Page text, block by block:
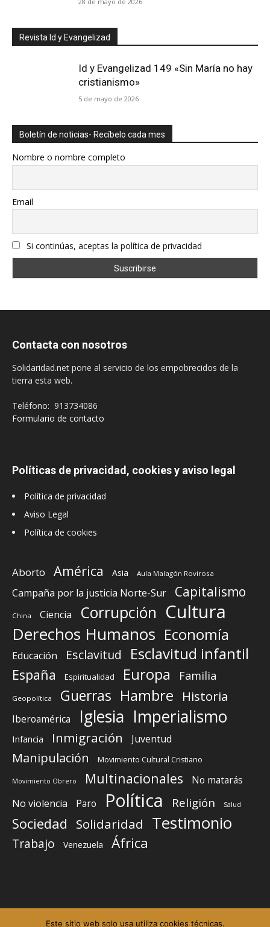
Revista Id y Evangelizad
Id y Evangelizad 149 «Sin María no hay
cristianismo»
5 de mayo de 2026
Boletín de noticias- Recíbelo cada mes
Nombre o nombre completo
Email
Si continúas, aceptas la política de privacidad
Contacta con nosotros
Solidaridad.net pone al servicio de los empobrecidos de la
tierra esta web.
Teléfono: 913734086
Formulario de contacto
Políticas de privacidad, cookies y aviso legal
Política de privacidad
Aviso Legal
Política de cookies
Aborto América Asia Aula Malagón Rovirosa
Campaña por la justicia Norte-Sur Capitalismo
China Ciencia Corrupción Cultura
Derechos Humanos Economía
Educación Esclavitud Esclavitud infantil
España Espiritualidad Europa Familia
Geopolítica Guerras Hambre Historia
Iberoamérica Iglesia Imperialismo
Infancia Inmigración Juventud
Manipulación Movimiento Cultural Cristiano
Movimiento Obrero Multinacionales
No matarás
No violencia
Paro Política Religión Salud
Sociedad Solidaridad Testimonio
Trabajo Venezuela África
Elemento del menú Elemento del menú
Este sitio web solo usa utiliza cookies técnicas.